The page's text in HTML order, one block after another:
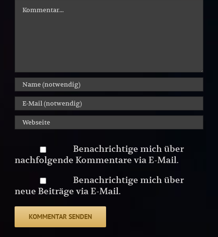
Benachrichtige mich über
nachfolgende Kommentare via E-Mail.
Benachrichtige mich über
neue Beiträge via E-Mail.